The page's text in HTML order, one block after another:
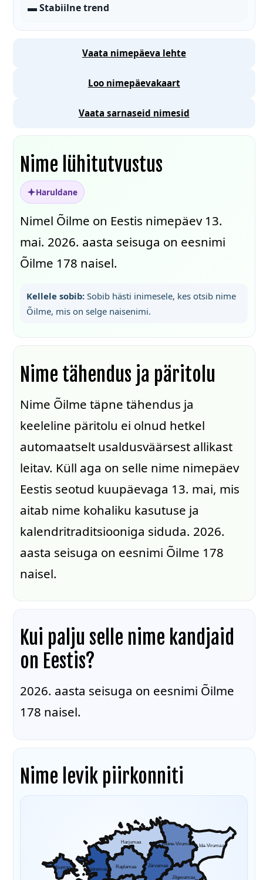
▬ Stabiilne trend
Vaata nimepäeva lehte
Loo nimepäevakaart
Vaata sarnaseid nimesid
Nime lühitutvustus
Haruldane
Nimel Õilme on Eestis nimepäev 13.
mai. 2026. aasta seisuga on eesnimi
Õilme 178 naisel.
Kellele sobib:Sobib hästi inimesele, kes otsib nime
Õilme, mis on selge naisenimi.
Nime tähendus ja päritolu
Nime Õilme täpne tähendus ja
keeleline päritolu ei olnud hetkel
automaatselt usaldusväärsest allikast
leitav. Küll aga on selle nime nimepäev
Eestis seotud kuupäevaga 13. mai, mis
aitab nime kohaliku kasutuse ja
kalendritraditsiooniga siduda. 2026.
aasta seisuga on eesnimi Õilme 178
naisel.
Kui palju selle nime kandjaid
on Eestis?
2026. aasta seisuga on eesnimi Õilme
178 naisel.
Nime levik piirkonniti
Hiiumaa Läänemaa Raplamaa
Harjumaa Lääne-Virumaa Ida-Virumaa
Järvamaa
Jõgevamaa